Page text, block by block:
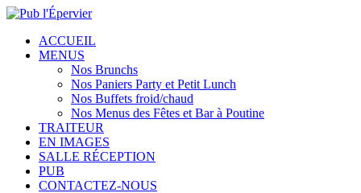
ACCUEIL
MENUS
Nos Brunchs
Nos Paniers Party et Petit Lunch
Nos Buffets froid/chaud
Nos Menus des Fêtes et Bar à Poutine
TRAITEUR
EN IMAGES
SALLE RÉCEPTION
PUB
CONTACTEZ-NOUS